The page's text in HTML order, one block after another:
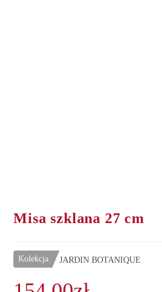
Misa szklana 27 cm
Kolekcja JARDIN BOTANIQUE